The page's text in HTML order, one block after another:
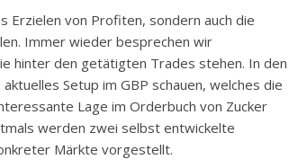
Erzielen von Profiten, sondern auch die
Immer wieder besprechen wir
hinter den getätigten Trades stehen. In den
Setup im GBP schauen, welches die
Lage im Orderbuch von Zucker
werden zwei selbst entwickelte
Märkte vorgestellt.